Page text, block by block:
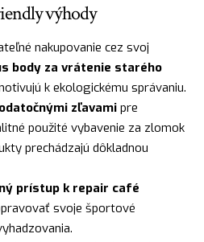
výhody
nakupovanie cez svoj
body za vrátenie starého
k ekologickému správaniu.
zľavami pre
použité vybavenie za zlomok
prechádzajú dôkladnou
prístup k repair café
svoje športové